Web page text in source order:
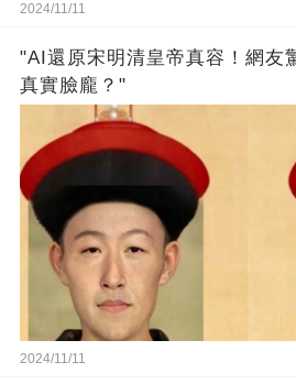
2024/11/11
"AI還原宋明清皇帝真容！網友
真實臉龐？"
2024/11/11